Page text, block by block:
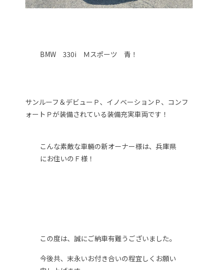
BMW 330i Ｍスポーツ 青！
サンルーフ＆デビューＰ、イノベーションＰ、コンフ
ォートＰが装備されている装備充実車両です！
こんな素敵な車輛の新オーナー様は、兵庫県
にお住いのＦ様！
この度は、誠にご納車有難うございました。
今後共、末永いお付き合いの程宜しくお願い